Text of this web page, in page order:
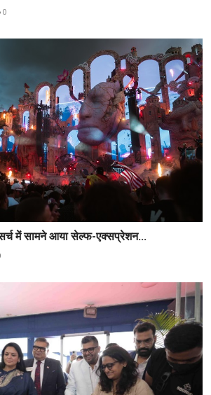
0
में सामने आया सेल्फ-एक्सप्रेशन...